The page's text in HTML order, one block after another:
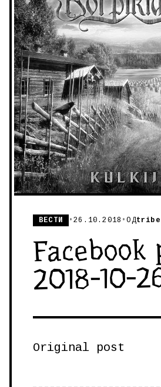
ВЕСТИ •26.10.2018 •ОДtribe
Facebook
2018-10-
Original post